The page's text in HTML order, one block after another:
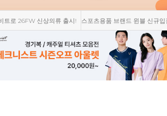
빅터 26FW 신상의류 출시! RYDER 광복절 티셔츠 에디션!